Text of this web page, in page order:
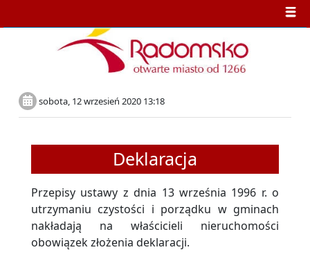
sobota, 12 wrzesień 2020 13:18
Deklaracja
Przepisy ustawy z dnia 13 września 1996 r. o
utrzymaniu czystości i porządku w gminach
nakładają na właścicieli nieruchomości
obowiązek złożenia deklaracji.